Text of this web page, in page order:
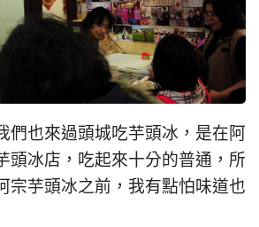
們也來過頭城吃芋頭冰，是在阿
頭冰店，吃起來十分的普通，所
宗芋頭冰之前，我有點怕味道也